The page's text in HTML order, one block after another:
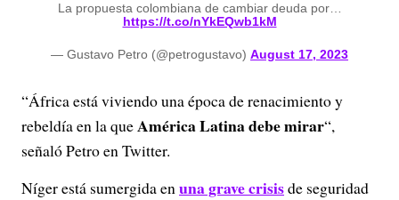
La propuesta colombiana de cambiar deuda por…
https://t.co/nYkEQwb1kM
— Gustavo Petro (@petrogustavo) August 17, 2023
“África está viviendo una época de renacimiento y
rebeldía en la queAmérica Latina debe mirar“,
señaló Petro en Twitter.
Níger está sumergida enuna grave crisisde seguridad